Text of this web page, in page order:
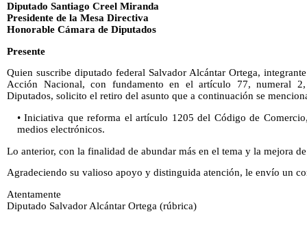
Diputado Santiago Creel Miranda
Presidente de la Mesa Directiva
Honorable Cámara de Diputados
Presente
Quien suscribe diputado federal Salvador Alcántar Ortega,
Acción Nacional, con fundamento en el artículo 77, numeral
Diputados, solicito el retiro del asunto que a continuación se
• Iniciativa que reforma el artículo 1205 del Código de
medios electrónicos.
Lo anterior, con la finalidad de abundar más en el tema y la mejora
Agradeciendo su valioso apoyo y distinguida atención, le envío un
Atentamente
Diputado Salvador Alcántar Ortega (rúbrica)